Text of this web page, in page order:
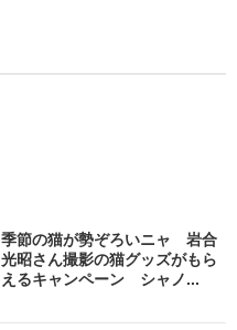
季節の猫が勢ぞろいニャ 岩合
光昭さん撮影の猫グッズがもら
えるキャンペーン シャノ...